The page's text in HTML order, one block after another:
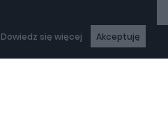
Dowiedz się więcej Akceptuję